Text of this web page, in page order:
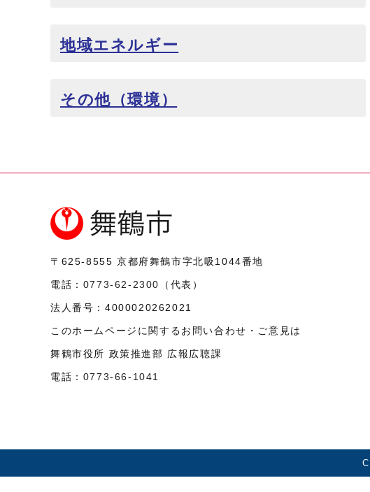
地域エネルギー
その他（環境）
〒625-8555 京都府舞鶴市字北吸1044番地
電話： 0773-62-2300 （代表）
法人番号： 4000020262021
このホームページに関するお問い合わせ・ご意見は
舞鶴市役所 政策推進部 広報広聴課
電話： 0773-66-1041